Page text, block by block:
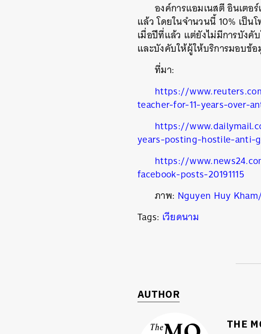
องค์การแอมเนสตี อินเตอ
แล้ว โดยในจำนวนนี้ 10% เป็
เมื่อปีที่แล้ว แต่ยังไม่มีการบังคั
และบังคับให้ผู้ให้บริการมอบข้
ที่มา:
https://
teacher-for-11-years-over-
https://
years-posting-hostile-anti-
https://
facebook-posts-20191115
ภาพ: Nguyen Huy
Tags: เวียดนาม
AUTHOR
THE